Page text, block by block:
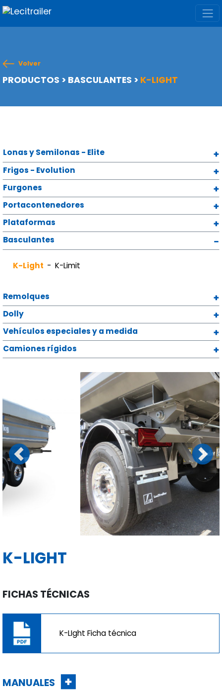
Volver
PRODUCTOS > BASCULANTES > K-LIGHT
Lonas y Semilonas - Elite
Frigos - Evolution
Furgones
Portacontenedores
Plataformas
Basculantes
K-Light K-Limit
Remolques
Dolly
Vehículos especiales y a medida
Camiones rígidos
Previous Next
K-LIGHT
FICHAS TÉCNICAS
K-LIght Ficha técnica
MANUALES